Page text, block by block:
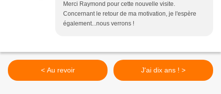
Merci Raymond pour cette nouvelle visite.
Concernant le retour de ma motivation, je l'espère
également...nous verrons !
< Au revoir J'ai dix ans ! >